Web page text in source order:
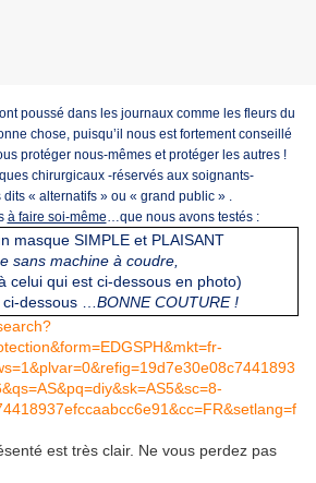
poussé dans les journaux comme les fleurs du
chose, puisqu’il nous est fortement conseillé
protéger nous-mêmes et protéger les autres !
chirurgicaux -réservés aux soignants-
dits « alternatifs » ou « grand public » .
à faire soi-même…que nous avons testés :
masque SIMPLE et PLAISANT
sans machine à coudre,
celui qui est ci-dessous en photo)
dessous … BONNE COUTURE !
est très clair. Ne vous perdez pas